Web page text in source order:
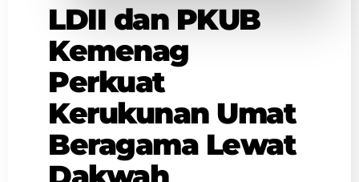
LDII dan PKUB
Kemenag
Perkuat
Kerukunan Umat
Beragama Lewat